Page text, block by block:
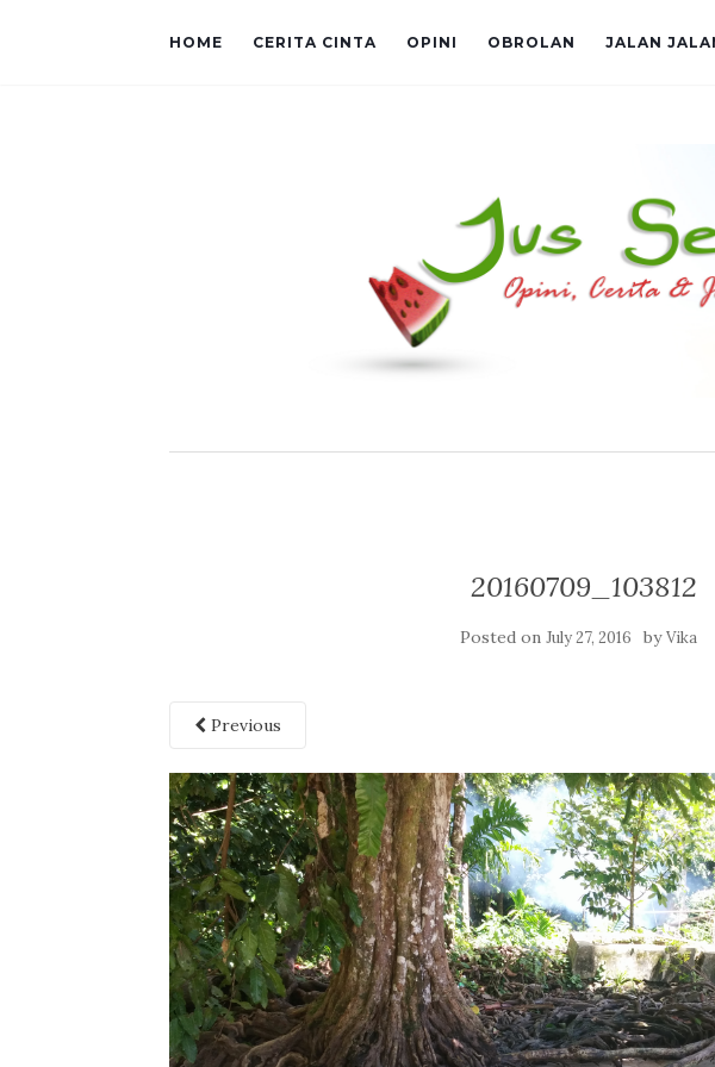
HOME CERITA CINTA OPINI OBROLAN JALAN
20160709_103812
Posted on July 27, 2016 byVika
Previous